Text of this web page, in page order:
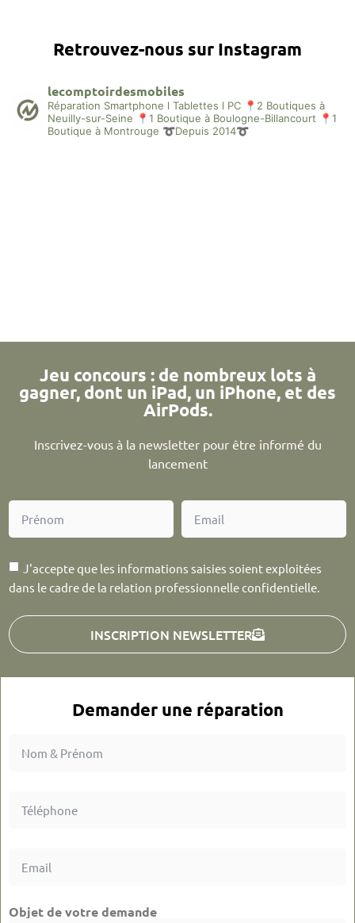
Retrouvez-nous sur Instagram
lecomptoirdesmobiles
Réparation Smartphone l Tablettes l PC 📍2 Boutiques à
Neuilly-sur-Seine 📍1 Boutique à Boulogne-Billancourt 📍1
Boutique à Montrouge ➰Depuis 2014➰
Demander une réparation
Objet de votre demande
Jeu concours : de nombreux lots à
gagner, dont un iPad, un iPhone, et des
AirPods.
Inscrivez-vous à la newsletter pour être informé du
lancement
J'accepte que les informations saisies soient exploitées
dans le cadre de la relation professionnelle confidentielle.
INSCRIPTION NEWSLETTER